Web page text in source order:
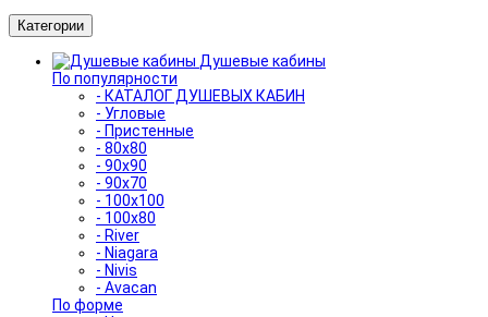
Категории
Душевые кабины
По популярности
- КАТАЛОГ ДУШЕВЫХ КАБИН
- Угловые
- Пристенные
- 80x80
- 90x90
- 90x70
- 100x100
- 100x80
- River
- Niagara
- Nivis
- Avacan
По форме